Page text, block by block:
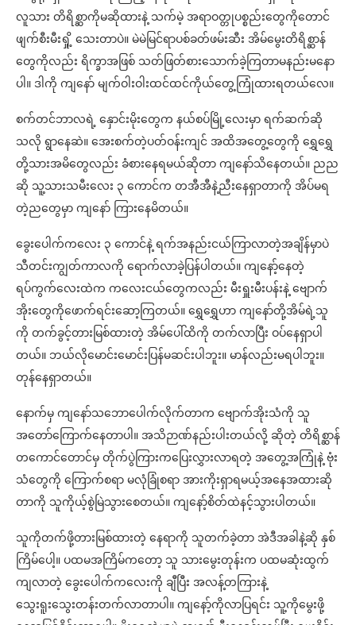
လူသား တိရိစ္ဆာကိုမဆိုထားနဲ့ သက်မဲ့ အရာဝတ္တုပစ္စည်းတွေကိုတောင်
ဖျက်စီးမီးရှို့ သေးတာပဲ။ မဲမဲမြင်ရာပစ်ခတ်ဖမ်းဆီး အိမ်မွေးတိရိစ္ဆာန်
တွေကိုလည်း ရိက္ခာအဖြစ် သတ်ဖြတ်စားသောက်ခဲ့ကြတာမနည်းမနော
ပါ။ ဒါကို ကျနော် မျက်ဝါးဝါးထင်ထင်ကိုယ်တွေ့ကြုံထားရတယ်လေ။
စက်တင်ဘာလရဲ့ နှောင်းမိုးတွေက နယ်စပ်မြို့လေးမှာ ရက်ဆက်ဆို
သလို ရွာနေဆဲ။ အေးစက်တဲ့ပတ်ဝန်းကျင် အထိအတွေ့တွေကို ရွှေရွှေ
တို့သားအမိတွေလည်း ခံစားနေရမယ်ဆိုတာ ကျနော်သိနေတယ်။ ညည
ဆို သူ့သားသမီးလေး ၃ ကောင်က တအီအီနဲ့ညီးနေရှာတာကို အိပ်မရ
တဲ့ညတွေမှာ ကျနော် ကြားနေမိတယ်။
ခွေးပေါက်ကလေး ၃ ကောင်နဲ့ ရက်အနည်းငယ်ကြာလာတဲ့အချိန်မှာပဲ
သီတင်းကျွတ်ကာလကို ရောက်လာခဲ့ပြန်ပါတယ်။ ကျနော့်နေတဲ့
ရပ်ကွက်လေးထဲက ကလေးငယ်တွေကလည်း မီးရှူးမီးပန်းနဲ့ ဗျောက်
အိုးတွေကိုဖောက်ရင်းဆော့ကြတယ်။ ရွှေရွှေဟာ ကျနော်တို့အိမ်ရဲ့သူ
ကို တက်ခွင့်တားမြစ်ထားတဲ့ အိမ်ပေါ်ထိကို တက်လာပြီး ဝပ်နေရှာပါ
တယ်။ ဘယ်လိုမောင်းမောင်းပြန်မဆင်းပါဘူး။ မာန်လည်းမရပါဘူး။
တုန်နေရှာတယ်။
နောက်မှ ကျနော်သဘောပေါက်လိုက်တာက ဗျောက်အိုးသံကို သူ
အတော်ကြောက်နေတာပါ။ အသိဉာဏ်နည်းပါးတယ်လို့ ဆိုတဲ့ တိရိစ္ဆာန်
တကောင်တောင်မှ တိုက်ပွဲကြားကပြေးလွှားလာရတဲ့ အတွေ့အကြုံနဲ့ ဗုံး
သံတွေကို ကြောက်စရာ မလုံခြုံစရာ အားကိုးရှာရမယ့်အနေအထားဆို
တာကို သူကိုယ့်စွဲမြဲသွားစေတယ်။ ကျနော့်စိတ်ထဲနင့်သွားပါတယ်။
သူကိုတက်ဖို့တားမြစ်ထားတဲ့ နေရာကို သူတက်ခဲ့တာ အဲဒီအခါနဲ့ဆို နှစ်
ကြိမ်ပေါ့။ ပထမအကြိမ်ကတော့ သူ သားမွေးတုန်းက ပထမဆုံးထွက်
ကျလာတဲ့ ခွေးပေါက်ကလေးကို ချီပြီး အလန့်တကြားနဲ့
သွေးရူးသွေးတန်းတက်လာတာပါ။ ကျနော့်ကိုလာပြရင်း သူ့ကိုမွေးဖို့